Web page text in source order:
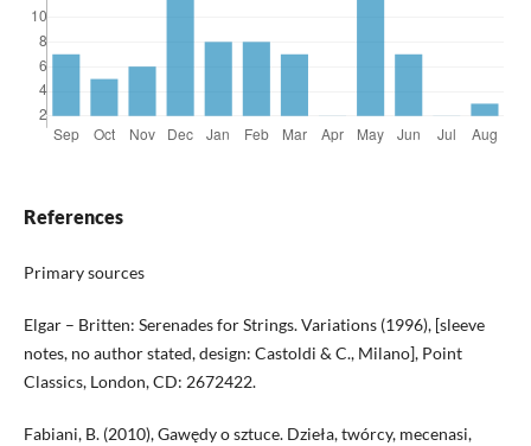
References
Primary sources
Elgar – Britten: Serenades for Strings. Variations (1996), [sleeve
notes, no author stated, design: Castoldi & C., Milano], Point
Classics, London, CD: 2672422.
Fabiani, B. (2010), Gawędy o sztuce. Dzieła, twórcy, mecenasi,